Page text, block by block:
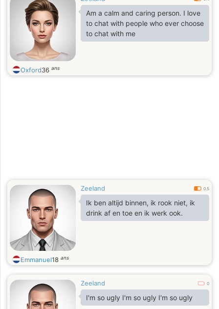
Am a calm and caring person. I love
to chat with people who ever choose
to chat with me
Oxford36 ans
Zeeland 0.5
Ik ben altijd binnen, ik rook niet, ik
drink af en toe en ik werk ook.
Emmanuel18 ans
Zeeland 0
I'm so ugly I'm so ugly I'm so ugly